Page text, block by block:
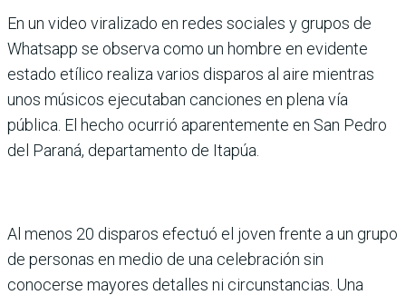
En un video viralizado en redes sociales y grupos de
Whatsapp se observa como un hombre en evidente
estado etílico realiza varios disparos al aire mientras
unos músicos ejecutaban canciones en plena vía
pública. El hecho ocurrió aparentemente en San Pedro
del Paraná, departamento de Itapúa.
Al menos 20 disparos efectuó el joven frente a un grupo
de personas en medio de una celebración sin
conocerse mayores detalles ni circunstancias. Una